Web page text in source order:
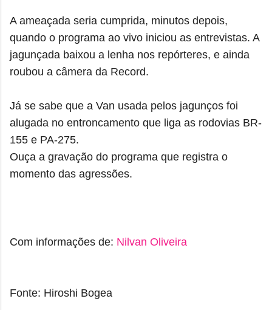
A ameaçada seria cumprida, minutos depois,
quando o programa ao vivo iniciou as entrevistas. A
jagunçada baixou a lenha nos repórteres, e ainda
roubou a câmera da Record.
Já se sabe que a Van usada pelos jagunços foi
alugada no entroncamento que liga as rodovias BR-
155 e PA-275.
Ouça a gravação do programa que registra o
momento das agressões.
Com informações de: Nilvan Oliveira
Fonte: Hiroshi Bogea